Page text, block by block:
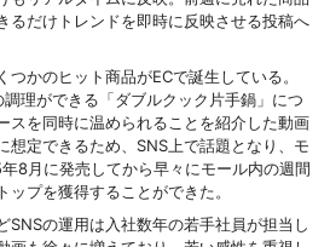
るだけトレンドを即時に反映させる投稿へ
かのヒット商品がECで誕生している。
理ができる「ダブルクック片手鍋」につ
スを同時に温められることを紹介した動画
想定できるため、SNS上で話題となり、モ
8月に発売してから早々にモール内の週間
プを獲得することができた。
の運用は入社数年の若手社員が担当し